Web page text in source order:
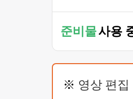
준비물사용
※ 영상 편